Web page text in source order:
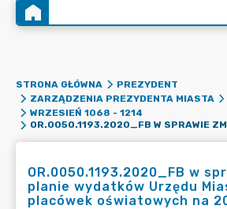
STRONA GŁÓWNA
PREZYDENT
ZARZĄDZENIA PREZYDENTA MIASTA
WRZESIEŃ 1068 - 1214
OR.0050.1193.2020_FB w
planie wydatków Urzędu
placówek oświatowych na